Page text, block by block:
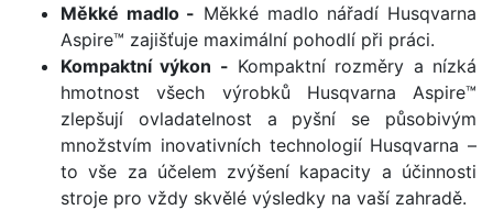
Měkké madlo - Měkké madlo nářadí Husqvarna
Aspire™ zajišťuje maximální pohodlí při práci.
Kompaktní výkon - Kompaktní rozměry a nízká
hmotnost všech výrobků Husqvarna Aspire™
zlepšují ovladatelnost a pyšní se působivým
množstvím inovativních technologií Husqvarna –
to vše za účelem zvýšení kapacity a účinnosti
stroje pro vždy skvělé výsledky na vaší zahradě.